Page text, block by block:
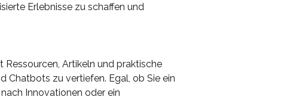
Erlebnisse zu schaffen und
Artikeln und praktische
Chatbots zu vertiefen. Egal, ob Sie ein
Innovationen oder ein